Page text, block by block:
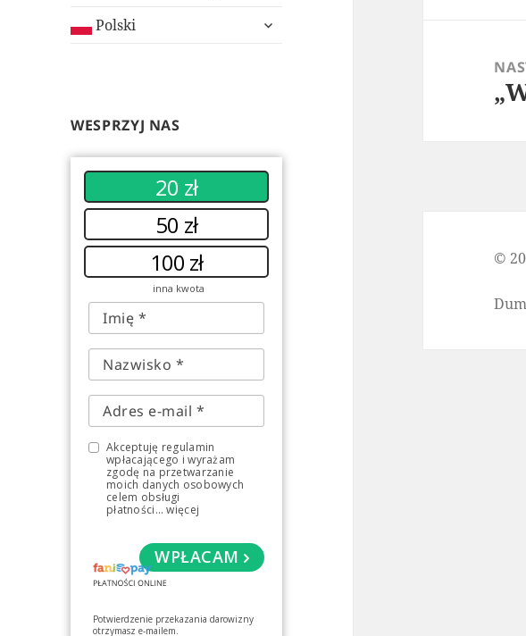
Polski
rozwiń
WESPRZYJ NAS
20 zł
50 zł
100 zł
inna kwota
Akceptuję regulamin
wpłacającego i wyrażam
zgodę na przetwarzanie
moich danych osobowych
celem obsługi
płatności... więcej
WPŁACAM
Potwierdzenie przekazania darowizny
otrzymasz e-mailem.
©